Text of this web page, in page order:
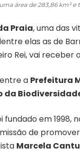
uma área de 283,86
Praia, uma das
elas as de
Rei, vai receber
a Prefeitura
da
fundado em 1998,
de
Marcela